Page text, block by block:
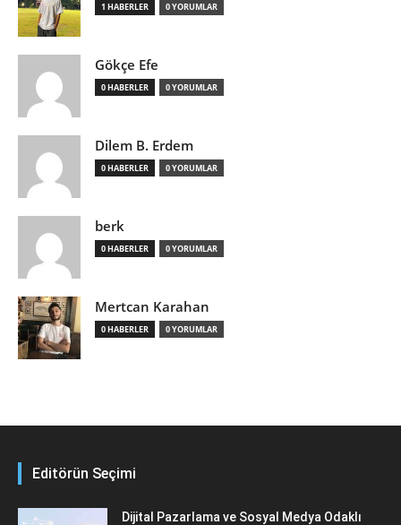
1 HABERLER 0 YORUMLAR
Gökçe Efe
0 HABERLER 0 YORUMLAR
Dilem B. Erdem
0 HABERLER 0 YORUMLAR
berk
0 HABERLER 0 YORUMLAR
Mertcan Karahan
0 HABERLER 0 YORUMLAR
Editörün Seçimi
Dijital Pazarlama ve Sosyal Medya Odaklı